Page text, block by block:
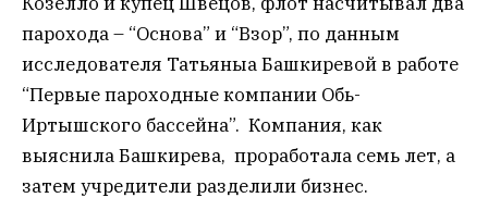
парохода – “Основа” и “Взор”, по данным
исследователя Татьяныа Башкиревой в работе
“Первые пароходные компании Обь-
Иртышского бассейна”. Компания, как
выяснила Башкирева, проработала семь лет, а
затем учредители разделили бизнес.